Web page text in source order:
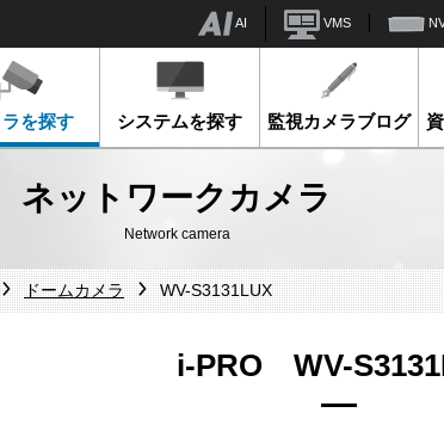
AI VMS
ラを探す システムを探す 監視カメラブログ
ネットワークカメラ
Network camera
ドームカメラ WV-S3131LUX
i-PRO WV-